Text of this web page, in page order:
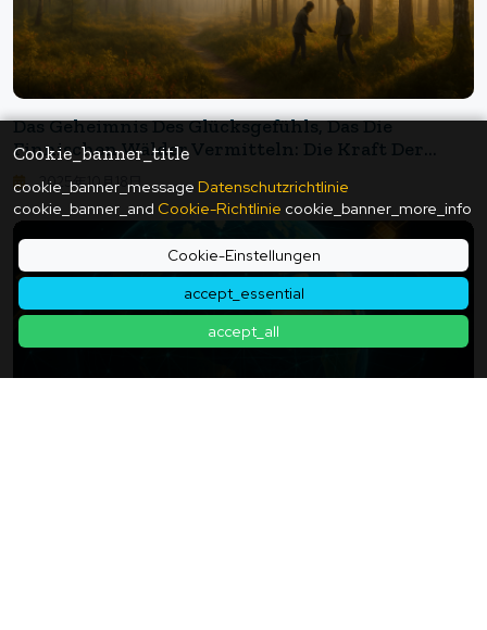
Cookie_banner_title
cookie_banner_message Datenschutzrichtlinie
cookie_banner_and Cookie-Richtlinie cookie_banner_more_info
Cookie-Einstellungen
accept_essential
accept_all
Das Geheimnis Des Glücksgefühls, Das Die
Finnischen Wälder Vermitteln: Die Kraft Der
2025年10月18日